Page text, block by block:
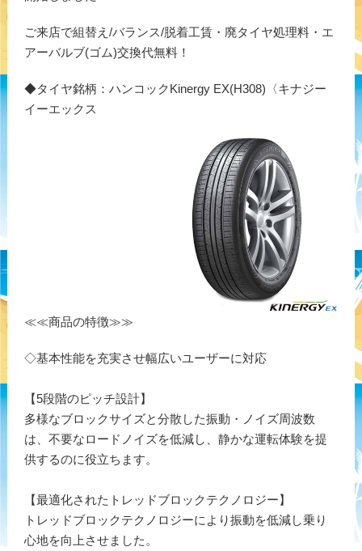
ご来店で組替え/バランス/脱着工賃・廃タイヤ処理料・エ
アーバルブ(ゴム)交換代無料！
◆タイヤ銘柄：ハンコックKinergy EX(H308)〈キナジー
イーエックス
≪≪商品の特徴≫≫
◇基本性能を充実させ幅広いユーザーに対応
【5段階のピッチ設計】
多様なブロックサイズと分散した振動・ノイズ周波数
は、不要なロードノイズを低減し、静かな運転体験を提
供するのに役立ちます。
【最適化されたトレッドブロックテクノロジー】
トレッドブロックテクノロジーにより振動を低減し乗り
心地を向上させました。